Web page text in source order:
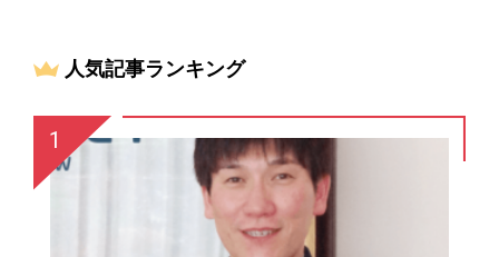
人気記事ランキング